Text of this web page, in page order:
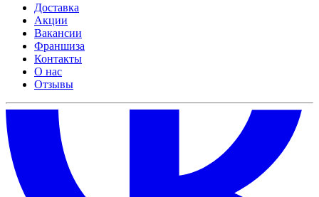
Доставка
Акции
Вакансии
Франшиза
Контакты
О нас
Отзывы